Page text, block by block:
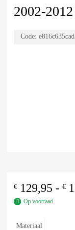
2002-
Code:
€ 129,95 - €
Op voorraad
Materiaal